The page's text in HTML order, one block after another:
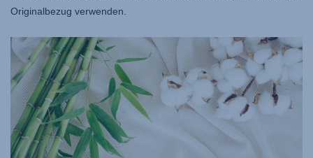
Originalbezug verwenden.